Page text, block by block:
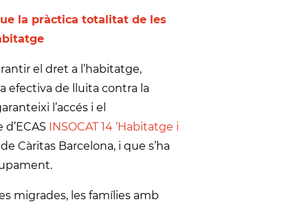
la pràctica totalitat de les
el dret a l’habitatge,
efectiva de lluita contra la
l’accés i el
INSOCAT 14 ‘Habitatge i
Càritas Barcelona, i que s’ha
migrades, les famílies amb